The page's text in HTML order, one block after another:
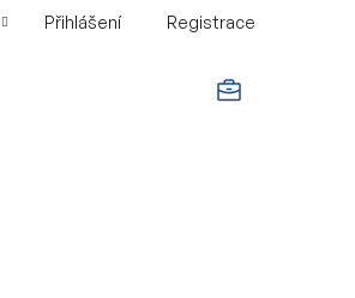
Přihlášení Registrace